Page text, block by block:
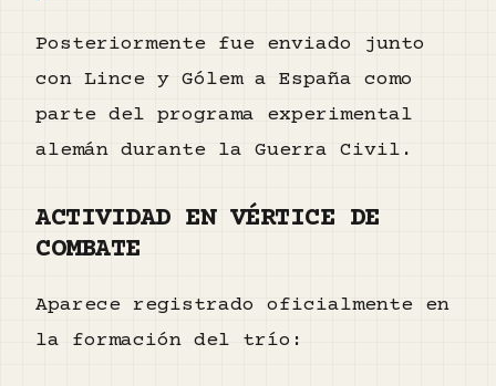
Posteriormente fue enviado junto
con Lince y Gólem a España como
parte del programa experimental
alemán durante la Guerra Civil.
ACTIVIDAD EN VÉRTICE DE
COMBATE
Aparece registrado oficialmente en
la formación del trío: